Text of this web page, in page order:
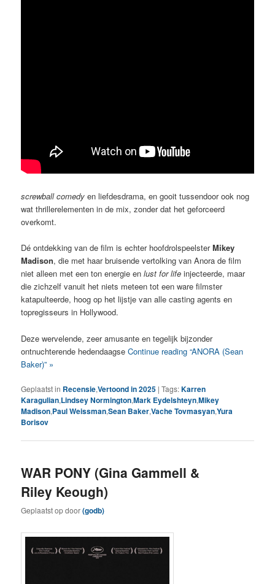
screwball comedy en liefdesdrama, en gooit tussendoor ook nog
wat thrillerelementen in de mix, zonder dat het geforceerd
overkomt.
Dé ontdekking van de film is echter hoofdrolspeelsterMikey
Madison, die met haar bruisende vertolking van Anora de film
niet alleen met een ton energie enlust for life injecteerde, maar
die zichzelf vanuit het niets meteen tot een ware filmster
katapulteerde, hoog op het lijstje van alle casting agents en
topregisseurs in Hollywood.
Deze wervelende, zeer amusante en tegelijk bijzonder
ontnuchterende hedendaagseContinue reading “ANORA (Sean
Baker)” »
Geplaatst in Recensie,Vertoond in 2025 |Tags:Karren
Karagulian,Lindsey Normington,Mark Eydelshteyn,Mikey
Madison,Paul Weissman,Sean Baker,Vache Tovmasyan,Yura
Borisov
WAR PONY (Gina Gammell &
Riley Keough)
Geplaatst opdoor(godb)